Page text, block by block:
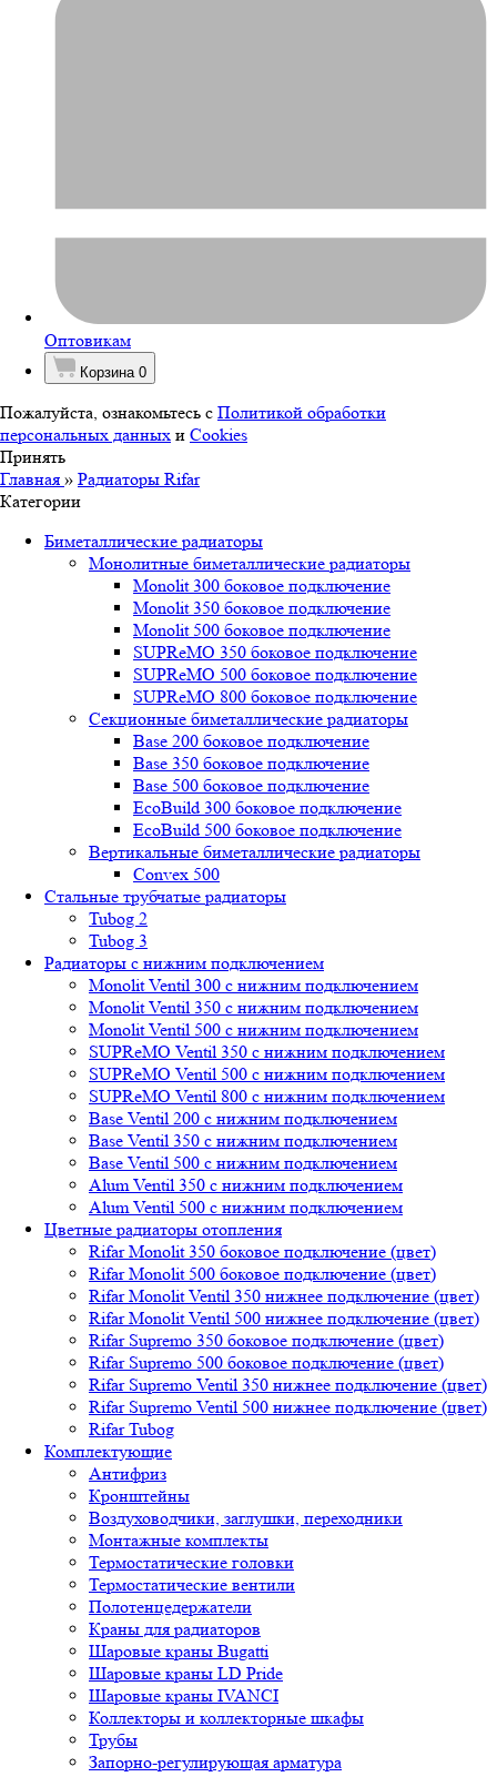
Оптовикам
Корзина 0
Пожалуйста, ознакомьтесь с Политикой обработки
персональных данных и Cookies
Принять
Главная » Радиаторы Rifar
Категории
Биметаллические радиаторы
Монолитные биметаллические радиаторы
Mоnоlit 300 боковое подключение
Mоnоlit 350 боковое подключение
Mоnоlit 500 боковое подключение
SUРRеMО 350 боковое подключение
SUРRеMО 500 боковое подключение
SUРRеMО 800 боковое подключение
Секционные биметаллические радиаторы
Base 200 боковое подключение
Base 350 боковое подключение
Base 500 боковое подключение
EcoBuild 300 боковое подключение
EcoBuild 500 боковое подключение
Вертикальные биметаллические радиаторы
Convex 500
Стальные трубчатые радиаторы
Tubog 2
Tubog 3
Радиаторы с нижним подключением
Monolit Ventil 300 с нижним подключением
Monolit Ventil 350 с нижним подключением
Monolit Ventil 500 с нижним подключением
SUPReMO Ventil 350 с нижним подключением
SUPReMO Ventil 500 с нижним подключением
SUPReMO Ventil 800 с нижним подключением
Base Ventil 200 с нижним подключением
Base Ventil 350 с нижним подключением
Base Ventil 500 с нижним подключением
Alum Ventil 350 с нижним подключением
Alum Ventil 500 с нижним подключением
Цветные радиаторы отопления
Rifar Monolit 350 боковое подключение (цвет)
Rifar Monolit 500 боковое подключение (цвет)
Rifar Monolit Ventil 350 нижнее подключение (цвет)
Rifar Monolit Ventil 500 нижнее подключение (цвет)
Rifar Supremo 350 боковое подключение (цвет)
Rifar Supremo 500 боковое подключение (цвет)
Rifar Supremo Ventil 350 нижнее подключение (цвет)
Rifar Supremo Ventil 500 нижнее подключение (цвет)
Rifar Tubog
Комплектующие
Антифриз
Кронштейны
Воздуховодчики, заглушки, переходники
Монтажные комплекты
Термостатические головки
Термостатические вентили
Полотенцедержатели
Краны для радиаторов
Шаровые краны Bugatti
Шаровые краны LD Pride
Шаровые краны IVANCI
Коллекторы и коллекторные шкафы
Трубы
Запорно-регулирующая арматура